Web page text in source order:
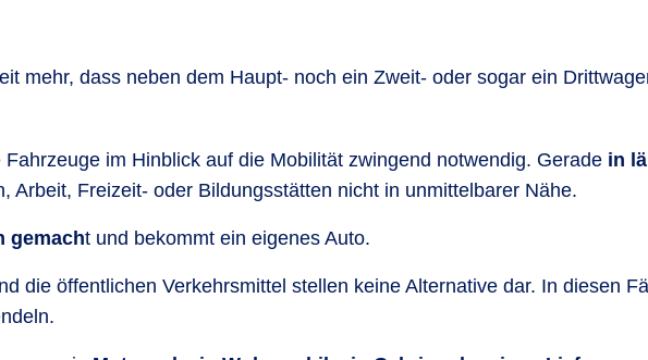
mehr, dass neben dem Haupt- noch ein Zweit- oder sogar ein
im Hinblick auf die Mobilität zwingend notwendig. Gerade in
Arbeit, Freizeit- oder Bildungsstätten nicht in unmittelbarer Nähe.
gemacht und bekommt ein eigenes Auto.
die öffentlichen Verkehrsmittel stellen keine Alternative dar. In diesen